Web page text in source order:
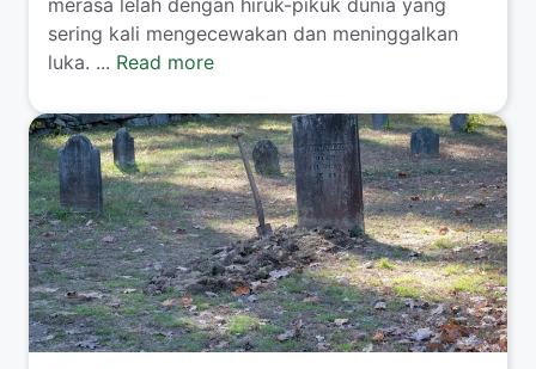
sering kali mengecewakan dan meninggalkan
luka. ... Read more